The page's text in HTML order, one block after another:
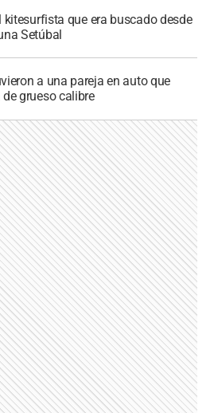
que era buscado desde
Setúbal
a una pareja en auto que
grueso calibre